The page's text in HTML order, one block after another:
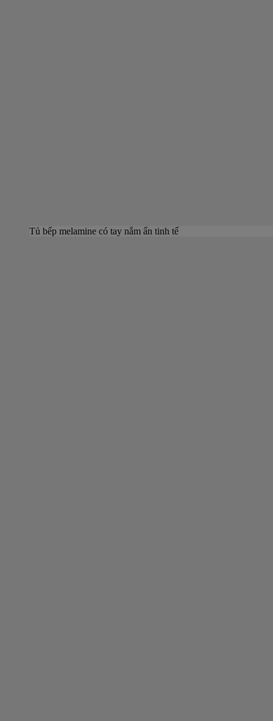
Tủ bếp melamine có tay nắm ẩn tinh tế